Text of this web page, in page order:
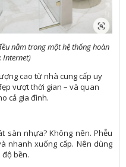
nằm trong một hệ thống hoàn
Internet)
cao từ nhà cung cấp uy
vượt thời gian – và quan
cả gia đình.
sàn nhựa? Không nên. Phễu
nhanh xuống cấp. Nên dùng
độ bền.